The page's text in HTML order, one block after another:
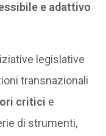
e adattivo
legislative
transnazionali
critici e
di strumenti,